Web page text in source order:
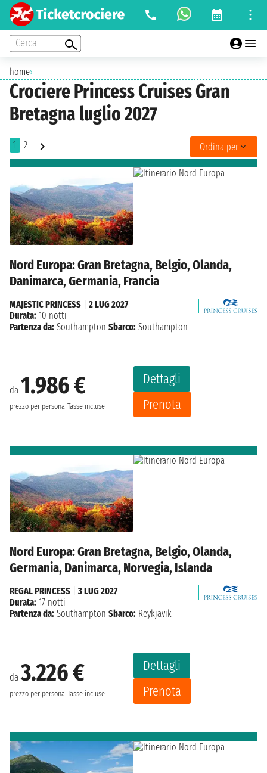
Cerca
home›
Crociere Princess Cruises Gran
Bretagna luglio 2027
1 2 Ordina per
Nord Europa: Gran Bretagna, Belgio, Olanda,
Danimarca, Germania, Francia
da 1.986 €
prezzo per persona Tasse incluse
Dettagli
Prenota
MAJESTIC PRINCESS
2 LUG 2027
Durata: 10 notti
Partenza da: Southampton Sbarco: Southampton
Nord Europa: Gran Bretagna, Belgio, Olanda,
Germania, Danimarca, Norvegia, Islanda
da3.226 €
prezzo per persona Tasse incluse
Dettagli
Prenota
REGAL PRINCESS
3 LUG 2027
Durata: 17 notti
Partenza da: Southampton Sbarco: Reykjavik